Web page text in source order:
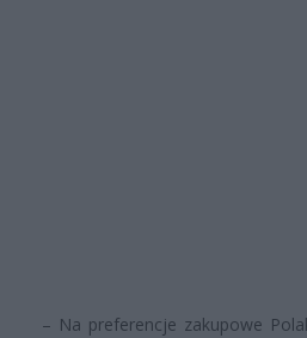
– Na preferencje zakupowe